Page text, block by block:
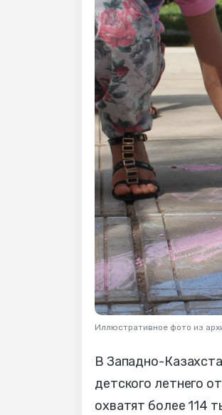
Иллюстративное фото из
В Западно-
детского летнего
охватят более 114